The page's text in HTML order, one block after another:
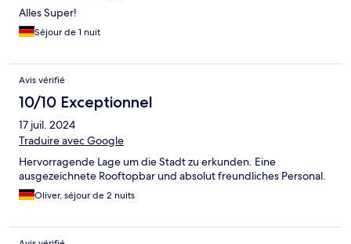
Alles Super!
Séjour de 1 nuit
Avis vérifié
10/10 Exceptionnel
17 juil. 2024
Traduire avec Google
Hervorragende Lage um die Stadt zu erkunden. Eine
ausgezeichnete Rooftopbar und absolut freundliches Personal.
Oliver, séjour de 2 nuits